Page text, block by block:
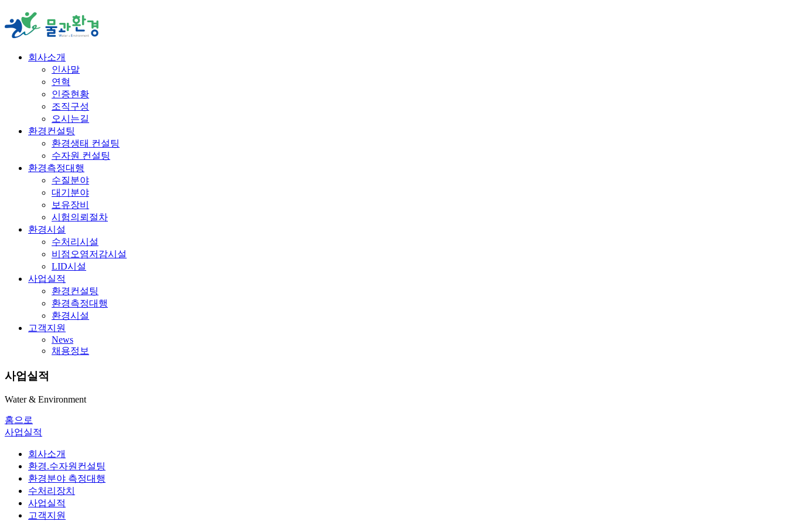
회사소개
인사말
연혁
인증현황
조직구성
오시는길
환경컨설팅
환경생태 컨설팅
수자원 컨설팅
환경측정대행
수질분야
대기분야
보유장비
시험의뢰절차
환경시설
수처리시설
비점오염저감시설
LID시설
사업실적
환경컨설팅
환경측정대행
환경시설
고객지원
News
채용정보
사업실적
Water & Environment
홈으로
사업실적
회사소개
환경.수자원컨설팅
환경분야 측정대행
수처리장치
사업실적
고객지원